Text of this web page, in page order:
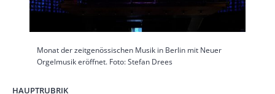
Monat der zeitgenössischen Musik in Berlin mit Neuer
Orgelmusik eröffnet. Foto: Stefan Drees
HAUPTRUBRIK